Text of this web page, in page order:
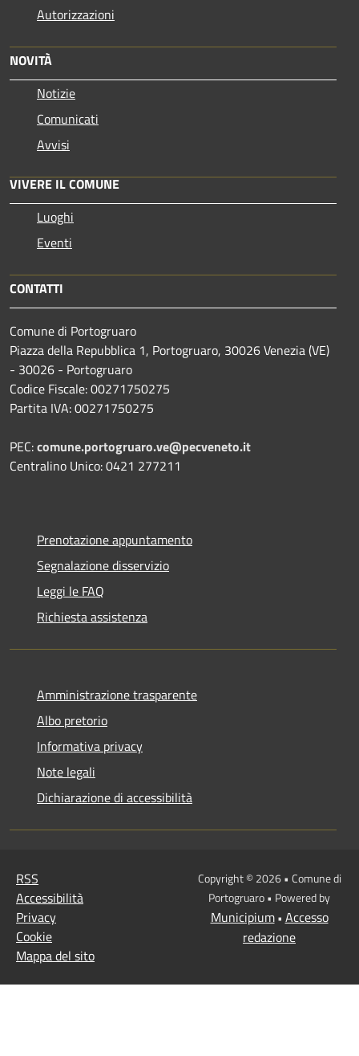
Autorizzazioni
NOVITÀ
Notizie
Comunicati
Avvisi
VIVERE IL COMUNE
Luoghi
Eventi
CONTATTI
Comune di Portogruaro
Piazza della Repubblica 1, Portogruaro, 30026 Venezia (VE)
- 30026 - Portogruaro
Codice Fiscale: 00271750275
Partita IVA: 00271750275
PEC:comune.portogruaro.ve@pecveneto.it
Centralino Unico: 0421 277211
Prenotazione appuntamento
Segnalazione disservizio
Leggi le FAQ
Richiesta assistenza
Amministrazione trasparente
Albo pretorio
Informativa privacy
Note legali
Dichiarazione di accessibilità
RSS
Accessibilità
Privacy
Cookie
Mappa del sito
Copyright © 2026 • Comune di
Portogruaro • Powered by
Municipium• Accesso
redazione